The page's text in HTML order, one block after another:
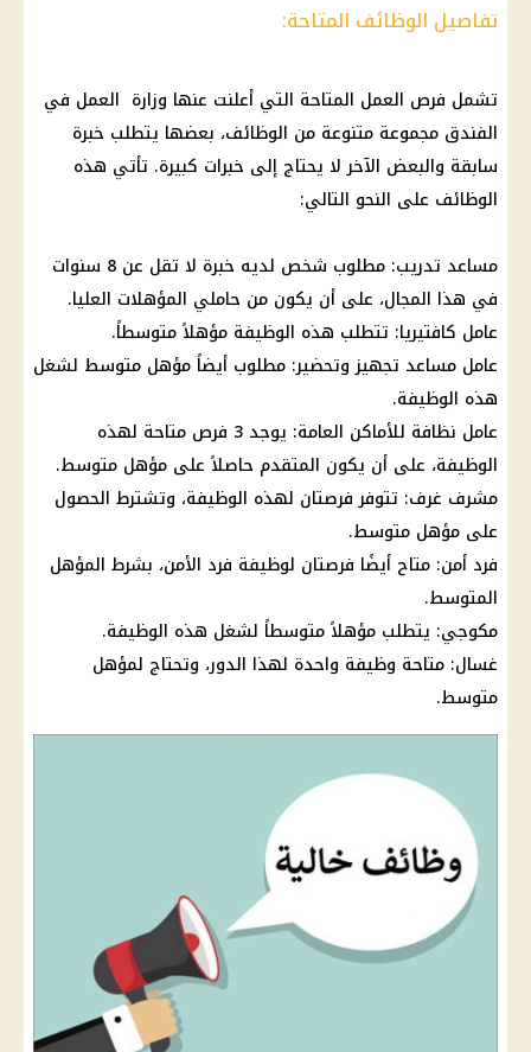
تفاصيل الوظائف المتاحة:
تشمل فرص العمل المتاحة التي أعلنت عنها وزارة العمل في
الفندق مجموعة متنوعة من الوظائف، بعضها يتطلب خبرة
سابقة والبعض الآخر لا يحتاج إلى خبرات كبيرة. تأتي هذه
الوظائف على النحو التالي:
مساعد تدريب: مطلوب شخص لديه خبرة لا تقل عن 8 سنوات
في هذا المجال، على أن يكون من حاملي المؤهلات العليا.
عامل كافتيريا: تتطلب هذه الوظيفة مؤهلاً متوسطاً.
عامل مساعد تجهيز وتحضير: مطلوب أيضاً مؤهل متوسط لشغل
هذه الوظيفة.
عامل نظافة للأماكن العامة: يوجد 3 فرص متاحة لهذه
الوظيفة، على أن يكون المتقدم حاصلاً على مؤهل متوسط.
مشرف غرف: تتوفر فرصتان لهذه الوظيفة، وتشترط الحصول
على مؤهل متوسط.
فرد أمن: متاح أيضًا فرصتان لوظيفة فرد الأمن، بشرط المؤهل
المتوسط.
مكوجي: يتطلب مؤهلاً متوسطاً لشغل هذه الوظيفة.
غسال: متاحة وظيفة واحدة لهذا الدور، وتحتاج لمؤهل
متوسط.